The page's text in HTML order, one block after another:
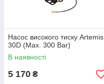
Насос високого тиску Artemis
30D (Max. 300 Bar)
В наявності
5 170 ₴